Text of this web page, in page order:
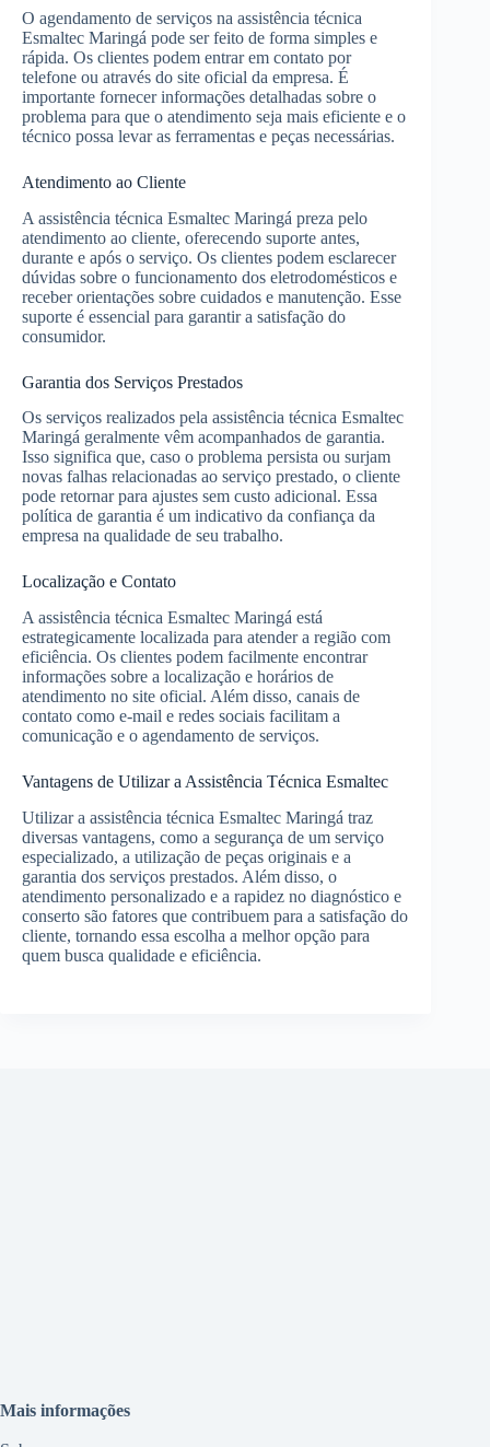
O agendamento de serviços na assistência técnica
Esmaltec Maringá pode ser feito de forma simples e
rápida. Os clientes podem entrar em contato por
telefone ou através do site oficial da empresa. É
importante fornecer informações detalhadas sobre o
problema para que o atendimento seja mais eficiente e o
técnico possa levar as ferramentas e peças necessárias.
Atendimento ao Cliente
A assistência técnica Esmaltec Maringá preza pelo
atendimento ao cliente, oferecendo suporte antes,
durante e após o serviço. Os clientes podem esclarecer
dúvidas sobre o funcionamento dos eletrodomésticos e
receber orientações sobre cuidados e manutenção. Esse
suporte é essencial para garantir a satisfação do
consumidor.
Garantia dos Serviços Prestados
Os serviços realizados pela assistência técnica Esmaltec
Maringá geralmente vêm acompanhados de garantia.
Isso significa que, caso o problema persista ou surjam
novas falhas relacionadas ao serviço prestado, o cliente
pode retornar para ajustes sem custo adicional. Essa
política de garantia é um indicativo da confiança da
empresa na qualidade de seu trabalho.
Localização e Contato
A assistência técnica Esmaltec Maringá está
estrategicamente localizada para atender a região com
eficiência. Os clientes podem facilmente encontrar
informações sobre a localização e horários de
atendimento no site oficial. Além disso, canais de
contato como e-mail e redes sociais facilitam a
comunicação e o agendamento de serviços.
Vantagens de Utilizar a Assistência Técnica Esmaltec
Utilizar a assistência técnica Esmaltec Maringá traz
diversas vantagens, como a segurança de um serviço
especializado, a utilização de peças originais e a
garantia dos serviços prestados. Além disso, o
atendimento personalizado e a rapidez no diagnóstico e
conserto são fatores que contribuem para a satisfação do
cliente, tornando essa escolha a melhor opção para
quem busca qualidade e eficiência.
Mais informações